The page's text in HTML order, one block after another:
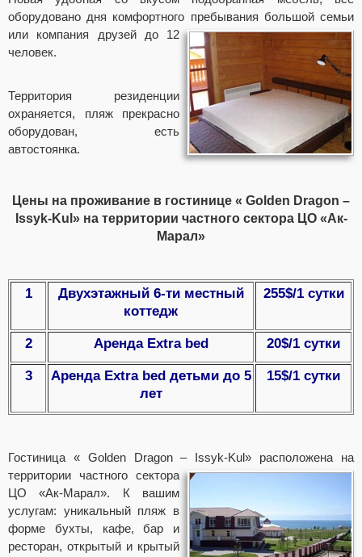
оборудовано дня комфортного пребывания большой семьи
или компания друзей до 12
человек.
Территория резиденции
охраняется, пляж прекрасно
оборудован, есть
автостоянка.
Цены на проживание в гостинице « Golden Dragon –
Issyk-Kul» на территории частного сектора ЦО «Ак-
Марал»
1
Двухэтажный 6-ти местный
коттедж
255$/1 сутки
2 Аренда Extra bed
20$/1 сутки
3
Аренда Extra bed детьми до 5
лет
15$/1 сутки
Гостиница « Golden Dragon – Issyk-Kul» расположена на
территории частного сектора
ЦО «Ак-Марал». К вашим
услугам: уникальный пляж в
форме бухты, кафе, бар и
ресторан, открытый и крытый